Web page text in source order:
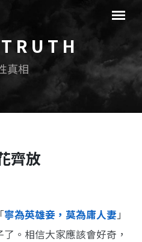
R U T H
真相
齊放
寧為英雄妾，莫為庸人妻」
。相信大家應該會好奇，